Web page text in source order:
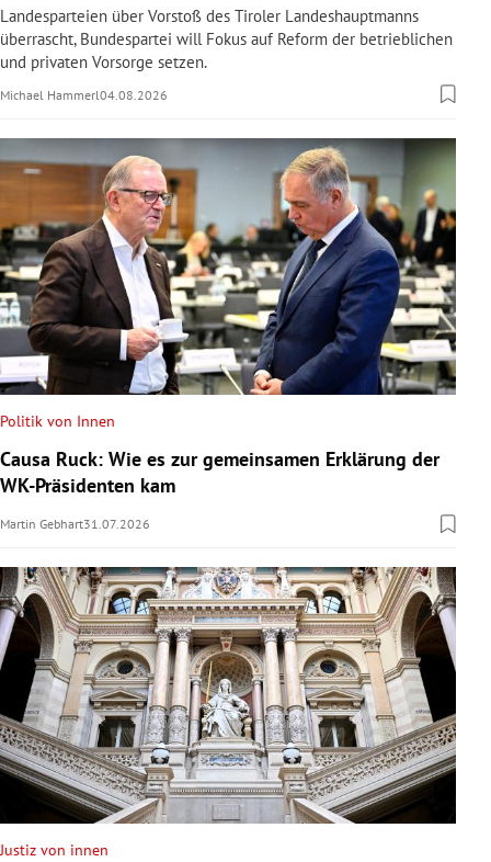
Landesparteien über Vorstoß des Tiroler Landeshauptmanns
überrascht, Bundespartei will Fokus auf Reform der betrieblichen
und privaten Vorsorge setzen.
Michael Hammerl04.08.2026
Politik von Innen
Causa Ruck: Wie es zur gemeinsamen Erklärung der
WK-Präsidenten kam
Martin Gebhart31.07.2026
Justiz von innen